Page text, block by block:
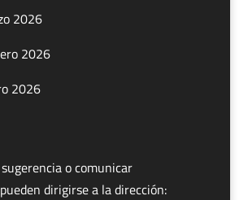
2026
2026
2026
o comunicar
dirigirse a la dirección: